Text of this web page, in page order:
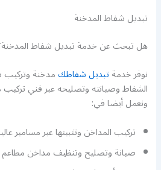
تبديل شفاط المدخنة
هل تبحث عن خدمة تبديل شفاط
نوفر خدمةتبديل شفاطكمدخنة
الشفاط وصيانته وتصليحه عبر فني تركيب
ونعمل أيضا في:
تركيب المداخن وتثبيتها عبر مسامير
صيانة وتصليح وتنظيف مداخن مطاعم